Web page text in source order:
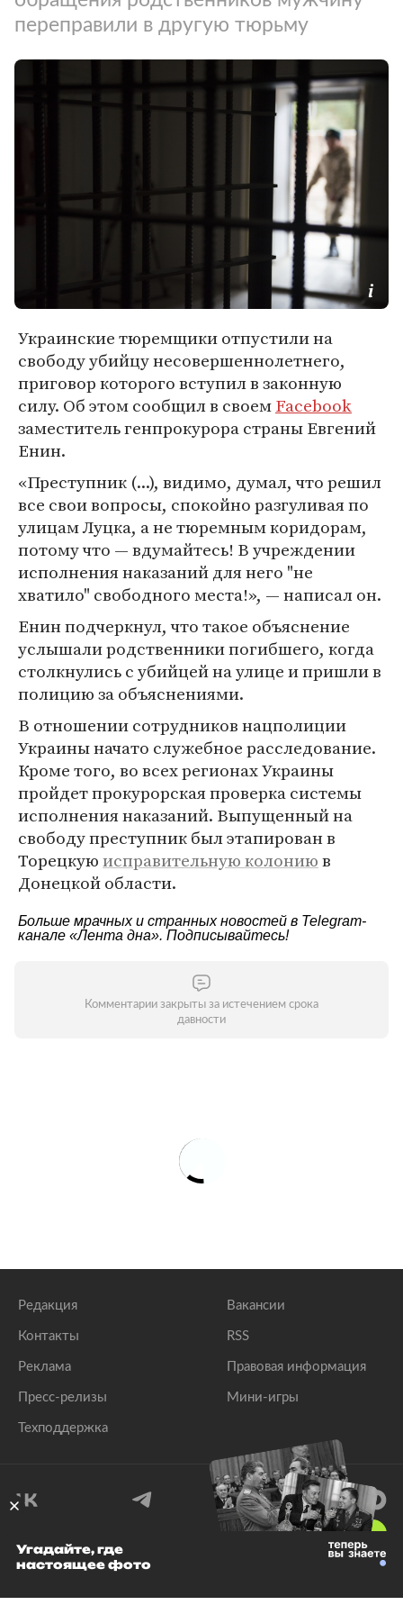
переправили в другую тюрьму
Украинские тюремщики отпустили на
свободу убийцу несовершеннолетнего,
приговор которого вступил в законную
силу. Об этом сообщил в своемFacebook
заместитель генпрокурора страны Евгений
Енин.
«Преступник (...), видимо, думал, что решил
все свои вопросы, спокойно разгуливая по
улицам Луцка, а не тюремным коридорам,
потому что — вдумайтесь! В учреждении
исполнения наказаний для него "не
хватило" свободного места!», — написал он.
Енин подчеркнул, что такое объяснение
услышали родственники погибшего, когда
столкнулись с убийцей на улице и пришли в
полицию за объяснениями.
В отношении сотрудников нацполиции
Украины начато служебное расследование.
Кроме того, во всех регионах Украины
пройдет прокурорская проверка системы
исполнения наказаний. Выпущенный на
свободу преступник был этапирован в
Торецкуюисправительную колониюв
Донецкой области.
Больше мрачных и странных новостей в Telegram-
канале «Лента дна». Подписывайтесь!
Комментарии закрыты за истечением срока
давности
Редакция
Контакты
Реклама
Пресс-релизы
Техподдержка
Вакансии
RSS
Правовая информация
Мини-игры
© 1999–2026 Все права защищены.
Угадайте, где
настоящее фото